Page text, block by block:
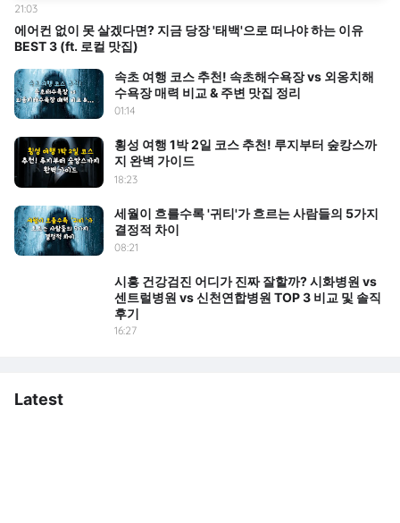
에어컨 없이 못 살겠다면? 지금 당장 '태백'으로 떠나야 하는 이유
BEST 3 (ft. 로컬 맛집)
21:03
속초 여행 코스 추천! 속초해수욕장 vs 외옹치해
수욕장 매력 비교 & 주변 맛집 정리
01:14
횡성 여행 1박 2일 코스 추천! 루지부터 숲캉스까
지 완벽 가이드
18:23
세월이 흐를수록 '귀티'가 흐르는 사람들의 5가지
결정적 차이
08:21
시흥 건강검진 어디가 진짜 잘할까? 시화병원 vs
센트럴병원 vs 신천연합병원 TOP 3 비교 및 솔직
후기
16:27
Latest